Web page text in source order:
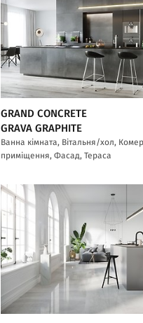
GRAND CONCRETE
GRAVA GRAPHITE
Ванна кімната, Вітальня/хол,
приміщення, Фасад, Тераса